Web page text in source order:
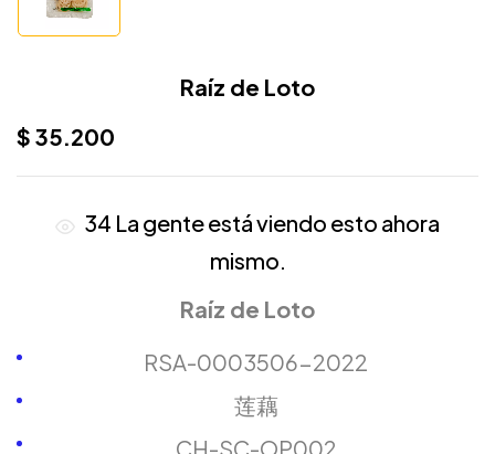
Raíz de Loto
$ 35.200
34 La gente está viendo esto ahora
mismo.
Raíz de Loto
RSA-0003506-2022
莲藕
CH-SC-OP002